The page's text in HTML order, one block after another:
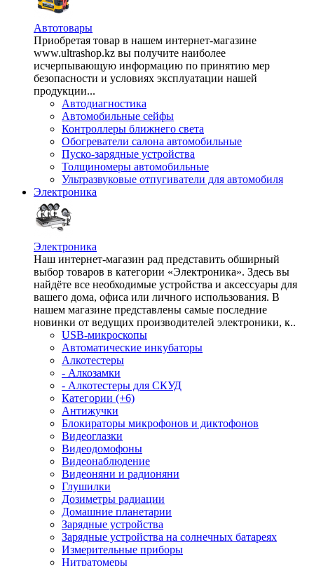
Автотовары
Приобретая товар в нашем интернет-магазине
www.ultrashop.kz вы получите наиболее
исчерпывающую информацию по принятию мер
безопасности и условиях эксплуатации нашей
продукции...
Автодиагностика
Автомобильные сейфы
Контроллеры ближнего света
Обогреватели салона автомобильные
Пуско-зарядные устройства
Толщиномеры автомобильные
Ультразвуковые отпугиватели для автомобиля
Электроника
Электроника
Наш интернет-магазин рад представить обширный
выбор товаров в категории «Электроника». Здесь вы
найдёте все необходимые устройства и аксессуары для
вашего дома, офиса или личного использования. В
нашем магазине представлены самые последние
новинки от ведущих производителей электроники, к..
USB-микроскопы
Автоматические инкубаторы
Алкотестеры
- Алкозамки
- Алкотестеры для СКУД
Категории (+6)
Антижучки
Блокираторы микрофонов и диктофонов
Видеоглазки
Видеодомофоны
Видеонаблюдение
Видеоняни и радионяни
Глушилки
Дозиметры радиации
Домашние планетарии
Зарядные устройства
Зарядные устройства на солнечных батареях
Измерительные приборы
Нитратомеры